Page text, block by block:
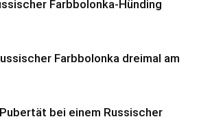
Farbbolonka-Hünding
Farbbolonka dreimal am
bei einem Russischer